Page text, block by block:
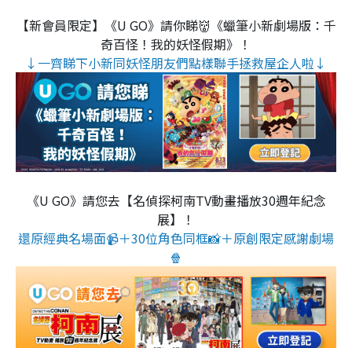
【新會員限定】《U GO》請你睇👹《蠟筆小新劇場版：千
奇百怪！我的妖怪假期》！
↓一齊睇下小新同妖怪朋友們點樣聯手拯救屋企人啦↓
《U GO》請您去【名偵探柯南TV動畫播放30週年紀念
展】！
還原經典名場面📹＋30位角色同框📸＋原創限定感謝劇場
🍿